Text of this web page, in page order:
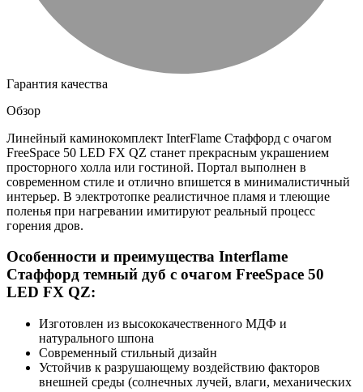
Гарантия качества
Обзор
Линейный каминокомплект InterFlame Стаффорд с очагом
FreeSpace 50 LED FX QZ станет прекрасным украшением
просторного холла или гостиной. Портал выполнен в
современном стиле и отлично впишется в минималистичный
интерьер. В электротопке реалистичное пламя и тлеющие
поленья при нагревании имитируют реальный процесс
горения дров.
Особенности и преимущества Interflame
Стаффорд темный дуб с очагом FreeSpace 50
LED FX QZ:
Изготовлен из высококачественного МДФ и
натурального шпона
Современный стильный дизайн
Устойчив к разрушающему воздействию факторов
внешней среды (солнечных лучей, влаги, механических